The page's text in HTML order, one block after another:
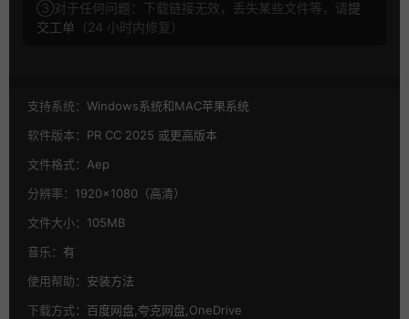
③对于任何问题：下载链接无效，丢失某些文件等，请提
交工单 （24 小时内修复）
支持系统： Windows系统和MAC苹果系统
软件版本： PR CC 2025 或更高版本
文件格式： Aep
分辨率： 1920×1080（高清）
文件大小： 105MB
音乐： 有
使用帮助： 安装方法
下载方式： 百度网盘,夸克网盘,OneDrive